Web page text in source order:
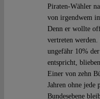
Piraten-Wähler
von irgendwem
Denn er wollte
vertreten
ungefähr 10%
entspricht,
Einer von zehn
Jahren ohne jede
Bundesebene